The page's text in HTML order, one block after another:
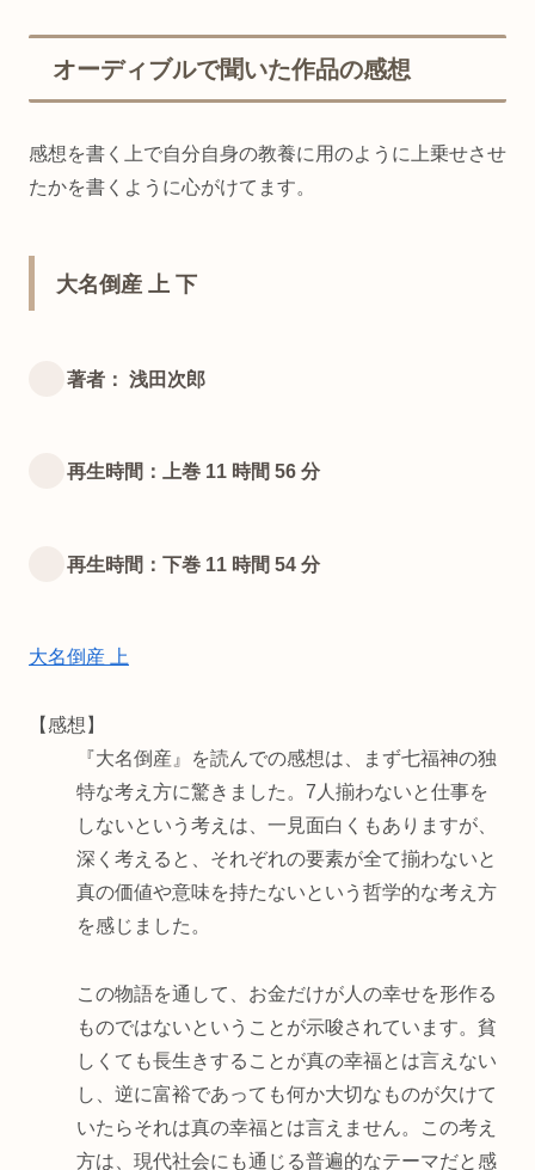
オーディブルで聞いた作品の感想
感想を書く上で自分自身の教養に用のように上乗せさせ
たかを書くように心がけてます。
大名倒産 上 下
著者： 浅田次郎
再生時間：上巻 11 時間 56 分
再生時間：下巻 11 時間 54 分
大名倒産 上
【感想】
『大名倒産』を読んでの感想は、まず七福神の独
特な考え方に驚きました。7人揃わないと仕事を
しないという考えは、一見面白くもありますが、
深く考えると、それぞれの要素が全て揃わないと
真の価値や意味を持たないという哲学的な考え方
を感じました。
この物語を通して、お金だけが人の幸せを形作る
ものではないということが示唆されています。貧
しくても長生きすることが真の幸福とは言えない
し、逆に富裕であっても何か大切なものが欠けて
いたらそれは真の幸福とは言えません。この考え
方は、現代社会にも通じる普遍的なテーマだと感